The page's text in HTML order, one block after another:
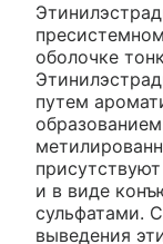
оболочке
путем
и в виде
сульфатами.
выведения